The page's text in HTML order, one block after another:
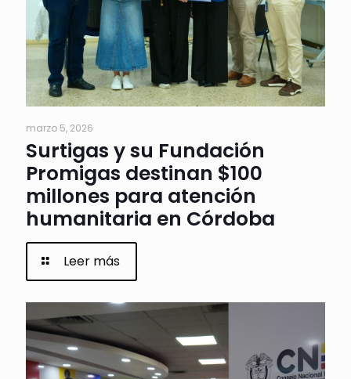
marzo 5, 2026
Surtigas y su Fundación
Promigas destinan $100
millones para atención
humanitaria en Córdoba
Leer más